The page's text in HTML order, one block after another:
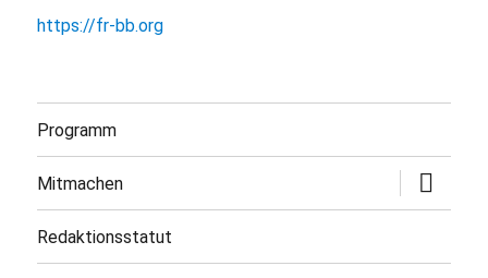
https://fr-bb.org
Programm
Mitmachen
öffnen
Redaktionsstatut